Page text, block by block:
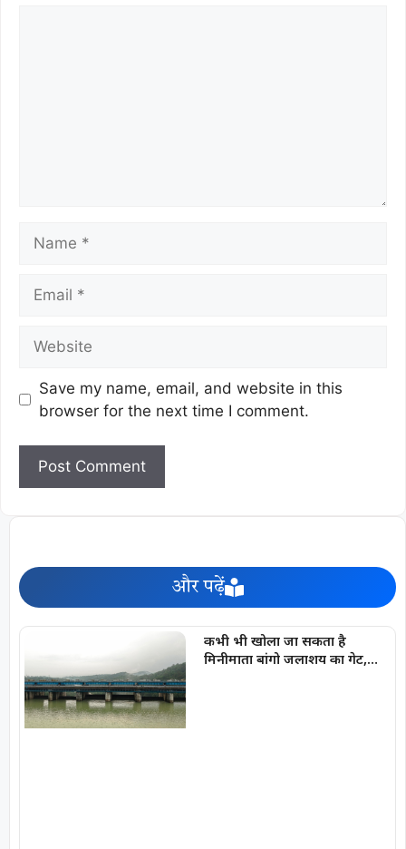
Save my name, email, and website in this
browser for the next time I comment.
और पढ़ें
कभी भी खोला जा सकता है
मिनीमाता बांगो जलाशय का गेट,